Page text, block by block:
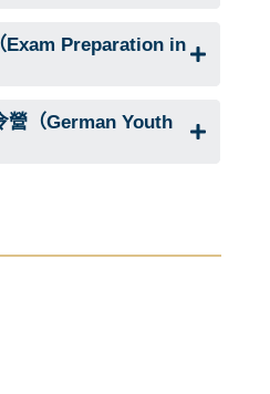
Exam Preparation in
營（German Youth